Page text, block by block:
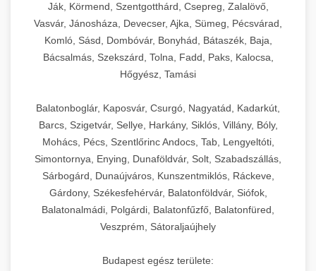
Ják, Körmend, Szentgotthárd, Csepreg, Zalalövő,
Vasvár, Jánosháza, Devecser, Ajka, Sümeg, Pécsvárad,
Komló, Sásd, Dombóvár, Bonyhád, Bátaszék, Baja,
Bácsalmás, Szekszárd, Tolna, Fadd, Paks, Kalocsa,
Hőgyész, Tamási
Balatonboglár, Kaposvár, Csurgó, Nagyatád, Kadarkút,
Barcs, Szigetvár, Sellye, Harkány, Siklós, Villány, Bóly,
Mohács, Pécs, Szentlőrinc Andocs, Tab, Lengyeltóti,
Simontornya, Enying, Dunaföldvár, Solt, Szabadszállás,
Sárbogárd, Dunaújváros, Kunszentmiklós, Ráckeve,
Gárdony, Székesfehérvár, Balatonföldvár, Siófok,
Balatonalmádi, Polgárdi, Balatonfűzfő, Balatonfüred,
Veszprém, Sátoraljaújhely
Budapest egész területe: